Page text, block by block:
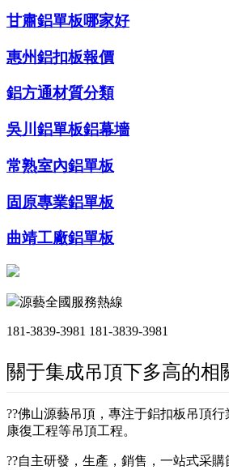
甘肅鋁單板哪家好
惠州鋁扣板報價
鋁方通材質分類
吳川鋁單板鋁幕墻
常熟室內鋁單板
固原專業鋁單板
曲靖工廠鋁單板
源藝全國服務熱線
181-3839-3981 181-3839-3981
關于集成吊頂下多高的相
??佛山源藝吊頂，專注于鋁扣板吊頂
康復工程等吊頂工程。
??自主研發，生產，銷售，一站式采